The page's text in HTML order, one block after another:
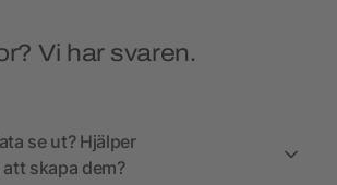
Vi har svaren.
se ut? Hjälper
skapa dem?